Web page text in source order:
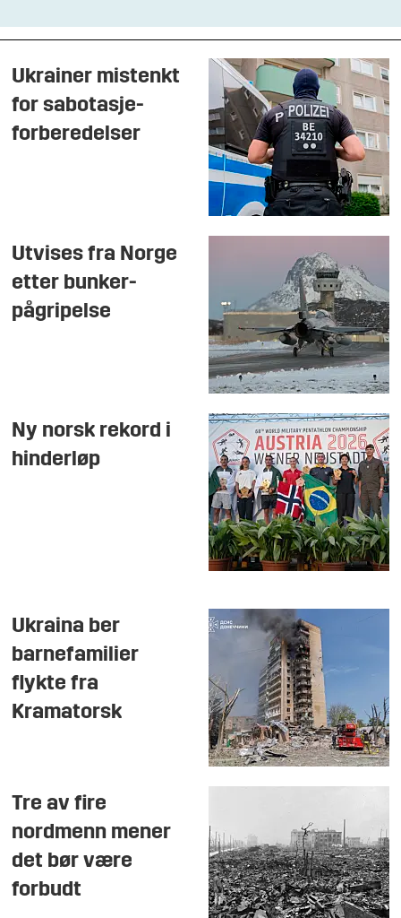
Ukrainer mistenkt
for sabotasje-
forberedelser
Utvises fra Norge
etter bunker-
pågripelse
Ny norsk rekord i
hinderløp
Ukraina ber
barnefamilier
flykte fra
Kramatorsk
Tre av fire
nordmenn mener
det bør være
forbudt